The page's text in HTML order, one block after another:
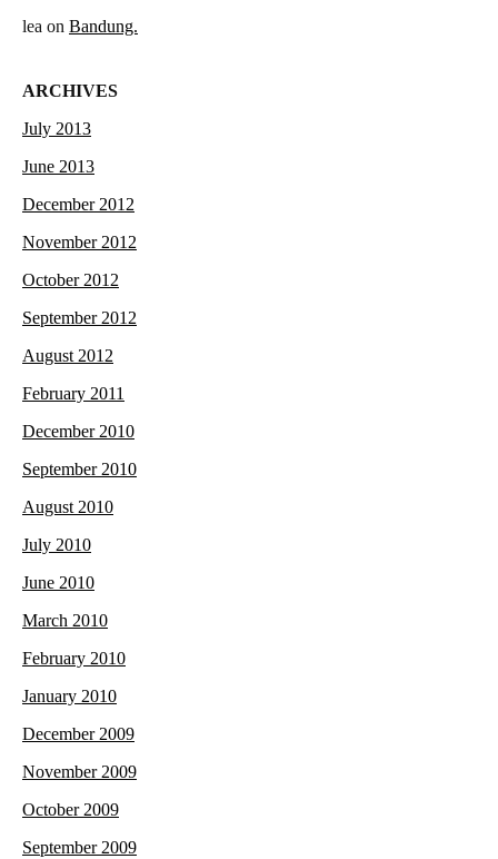
lea on Bandung.
ARCHIVES
July 2013
June 2013
December 2012
November 2012
October 2012
September 2012
August 2012
February 2011
December 2010
September 2010
August 2010
July 2010
June 2010
March 2010
February 2010
January 2010
December 2009
November 2009
October 2009
September 2009